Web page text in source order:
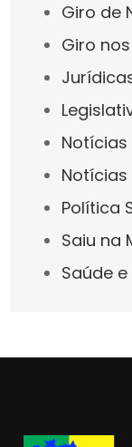
Giro de
Giro
Notícias
Política
Saiu na
Saúde